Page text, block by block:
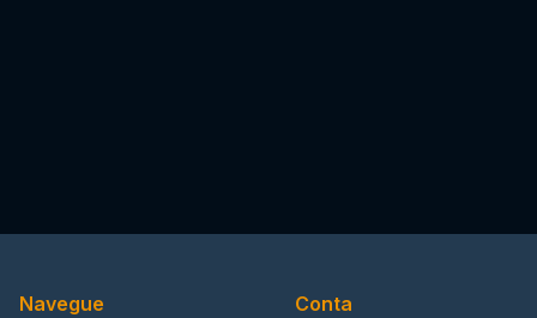
Navegue Conta